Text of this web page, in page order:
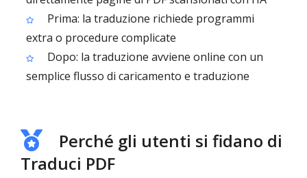
Prima: la traduzione richiede programmi
extra o procedure complicate
Dopo: la traduzione avviene online con un
semplice flusso di caricamento e traduzione
Perché gli utenti si fidano di
Traduci PDF